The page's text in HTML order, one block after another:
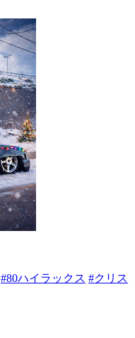
#80ハイラックス #クリス